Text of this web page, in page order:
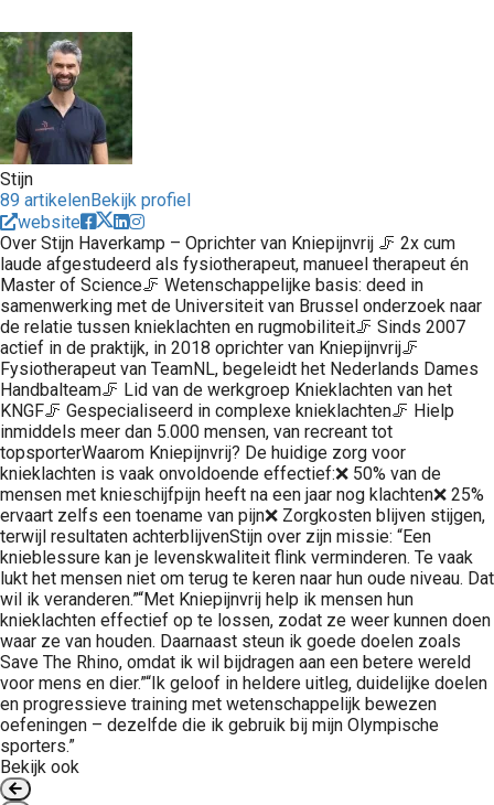
Stijn
89 artikelenBekijk profiel
website
Over Stijn Haverkamp – Oprichter van Kniepijnvrij 🦵 2x cum
laude afgestudeerd als fysiotherapeut, manueel therapeut én
Master of Science🦵 Wetenschappelijke basis: deed in
samenwerking met de Universiteit van Brussel onderzoek naar
de relatie tussen knieklachten en rugmobiliteit🦵 Sinds 2007
actief in de praktijk, in 2018 oprichter van Kniepijnvrij🦵
Fysiotherapeut van TeamNL, begeleidt het Nederlands Dames
Handbalteam🦵 Lid van de werkgroep Knieklachten van het
KNGF🦵 Gespecialiseerd in complexe knieklachten🦵 Hielp
inmiddels meer dan 5.000 mensen, van recreant tot
topsporterWaarom Kniepijnvrij? De huidige zorg voor
knieklachten is vaak onvoldoende effectief:❌ 50% van de
mensen met knieschijfpijn heeft na een jaar nog klachten❌ 25%
ervaart zelfs een toename van pijn❌ Zorgkosten blijven stijgen,
terwijl resultaten achterblijvenStijn over zijn missie: “Een
knieblessure kan je levenskwaliteit flink verminderen. Te vaak
lukt het mensen niet om terug te keren naar hun oude niveau. Dat
wil ik veranderen.”“Met Kniepijnvrij help ik mensen hun
knieklachten effectief op te lossen, zodat ze weer kunnen doen
waar ze van houden. Daarnaast steun ik goede doelen zoals
Save The Rhino, omdat ik wil bijdragen aan een betere wereld
voor mens en dier.”“Ik geloof in heldere uitleg, duidelijke doelen
en progressieve training met wetenschappelijk bewezen
oefeningen – dezelfde die ik gebruik bij mijn Olympische
sporters.”
Bekijk ook